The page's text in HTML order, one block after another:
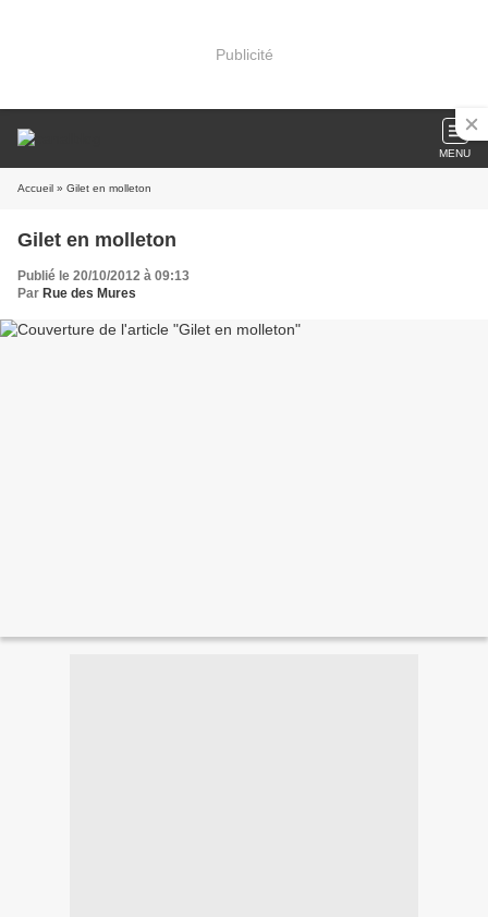
Publicité
MENU
Accueil » Gilet en molleton
Gilet en molleton
Publié le 20/10/2012 à 09:13
Par Rue des Mures